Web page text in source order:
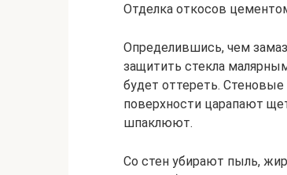
Отделка откосов
Определившись, чем
защитить стекла
будет оттереть.
поверхности царапают
шпаклюют.
Со стен убирают пыль,